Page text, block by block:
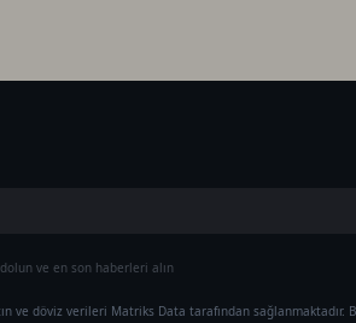
ve en son haberleri alın
ve döviz verileri Matriks Data tarafından